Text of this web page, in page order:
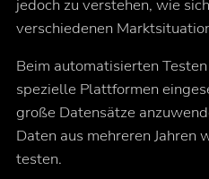
jedoch zu verstehen, wie
verschiedenen
Beim automatisierten
spezielle Plattformen
große Datensätze
Daten aus mehreren Jahren
testen.